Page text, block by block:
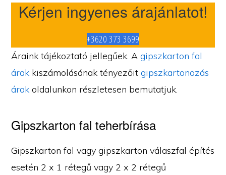
Kérjen ingyenes árajánlatot!
+3620 373 3699
Áraink tájékoztató jellegűek. Agipszkarton fal
árak kiszámolásának tényezőitgipszkartonozás
árak oldalunkon részletesen bemutatjuk.
Gipszkarton fal teherbírása
Gipszkarton fal vagy gipszkarton válaszfal építés
esetén 2 x 1 rétegű vagy 2 x 2 rétegű